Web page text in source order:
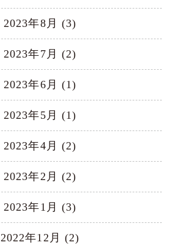
2023年8月 (3)
2023年7月 (2)
2023年6月 (1)
2023年5月 (1)
2023年4月 (2)
2023年2月 (2)
2023年1月 (3)
2022年12月 (2)